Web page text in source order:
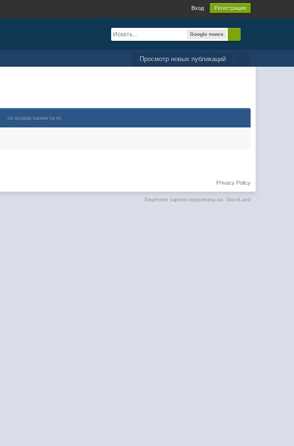
Вход Регистрация
Google поиск
Просмотр новых публикаций
по возрастанию (а-я)
Privacy Policy
Лицензия зарегистрирована на: StoreLand